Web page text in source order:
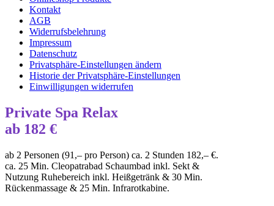
Kontakt
AGB
Widerrufsbelehrung
Impressum
Datenschutz
Privatsphäre-Einstellungen ändern
Historie der Privatsphäre-Einstellungen
Einwilligungen widerrufen
Private Spa Relax
ab 182 €
ab 2 Personen (91,– pro Person) ca. 2 Stunden 182,– €.
ca. 25 Min. Cleopatrabad Schaumbad inkl. Sekt &
Nutzung Ruhebereich inkl. Heißgetränk & 30 Min.
Rückenmassage & 25 Min. Infrarotkabine.